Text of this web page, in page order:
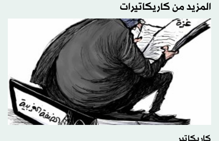
المزيد من كاريكاتيرات
كاريكاتير